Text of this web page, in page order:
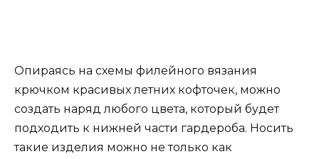
Опираясь на схемы филейного вязания
крючком красивых летних кофточек, можно
создать наряд любого цвета, который будет
подходить к нижней части гардероба. Носить
такие изделия можно не только как